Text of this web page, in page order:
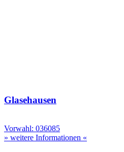
Glasehausen
Vorwahl: 036085
» weitere Informationen «